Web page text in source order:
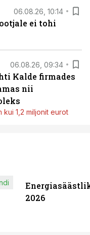
06.08.26, 10:14
ei tohi
06.08.26, 09:34
Kalde firmades
nii
kui 1,2 miljonit eurot
2026